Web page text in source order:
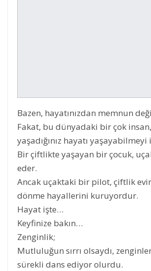
Bazen, hayatınızdan memnun
Fakat, bu dünyadaki bir çok
yaşadığınız hayatı
Bir çiftlikte yaşayan bir çocuk,
eder.
Ancak uçaktaki bir pilot, çiftlik
dönme hayallerini kuruyordur.
Hayat işte…
Keyfinize bakın…
Zenginlik;
Mutluluğun sırrı olsaydı,
sürekli dans ediyor olurdu.